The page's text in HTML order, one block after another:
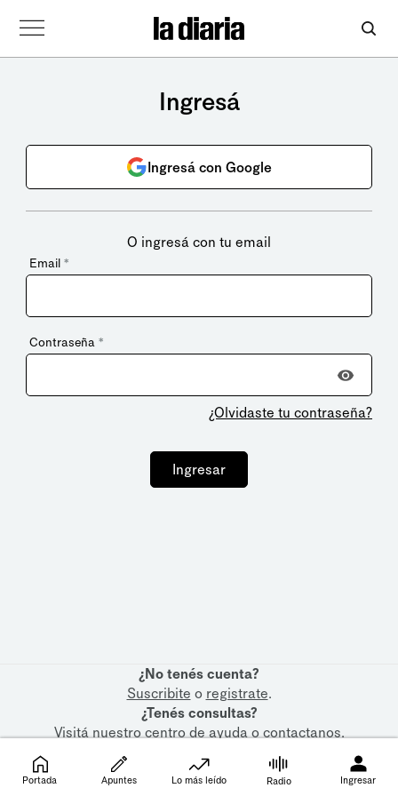
Ingresá
Ingresá con Google
O ingresá con tu email
Email *
Contraseña *
¿Olvidaste tu contraseña?
Ingresar
¿No tenés cuenta?
Suscribite o registrate.
¿Tenés consultas?
Visitá nuestrocentro de ayudaocontactanos.
Portada Apuntes Lo más leído Radio Ingresar